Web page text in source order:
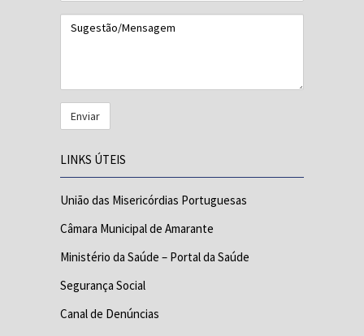
Sugestão/Mensagem
LINKS ÚTEIS
União das Misericórdias Portuguesas
Câmara Municipal de Amarante
Ministério da Saúde – Portal da Saúde
Segurança Social
Canal de Denúncias